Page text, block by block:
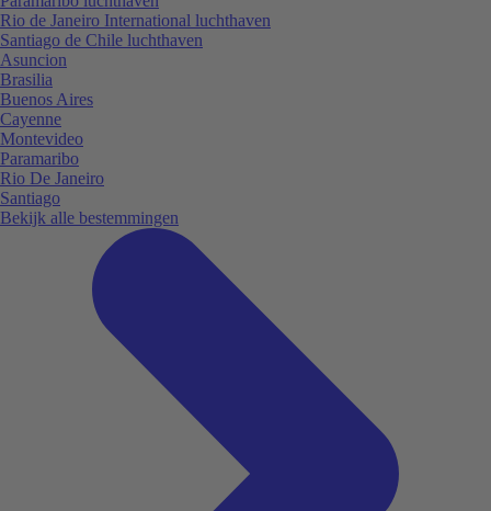
Rio de Janeiro International luchthaven
Santiago de Chile luchthaven
Asuncion
Brasilia
Buenos Aires
Cayenne
Montevideo
Paramaribo
Rio De Janeiro
Santiago
Bekijk alle bestemmingen